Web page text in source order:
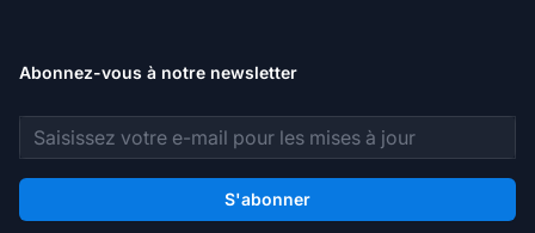
Abonnez-vous à notre newsletter
Adresse e-mail
S'abonner